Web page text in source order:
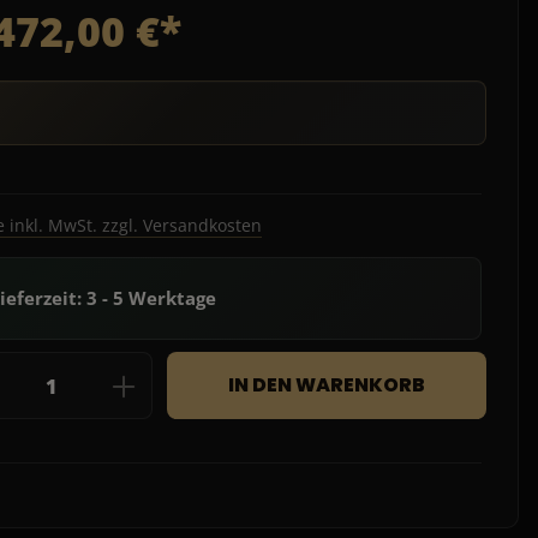
€*
inkl. MwSt. zzgl. Versandkosten
3 - 5 Werktage
Anzahl: Gib den gewünschten
IN DEN WARENKORB